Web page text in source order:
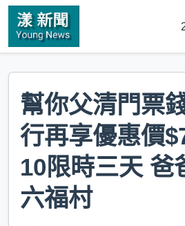
幫你父清門票
行再享優惠價
10限時三天 爸
六福村